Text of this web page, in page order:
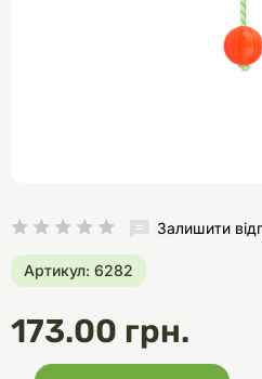
Залишити
Артикул: 6282
173.00 грн.